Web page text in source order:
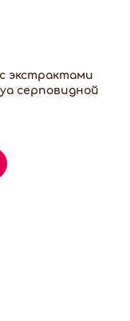
экстрактами
серповидной